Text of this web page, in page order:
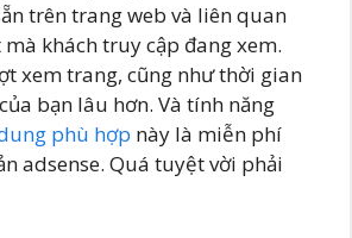
trên trang web và liên quan
khách truy cập đang xem.
xem trang, cũng như thời gian
bạn lâu hơn. Và tính năng
phù hợp này là miễn phí
adsense. Quá tuyệt vời phải